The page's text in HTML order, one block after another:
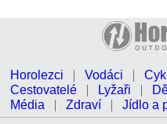
Horolezci Vodáci
Cestovatelé
Lyžaři
Média
Zdraví Jídlo a